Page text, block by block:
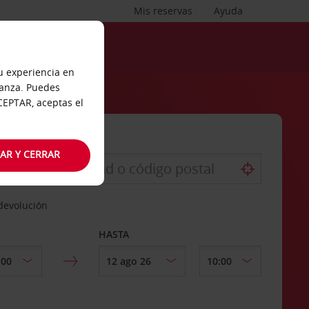
Ayuda
Mis reservas
HASTA
experiencia en
Puedes
aceptas el
Y CERRAR